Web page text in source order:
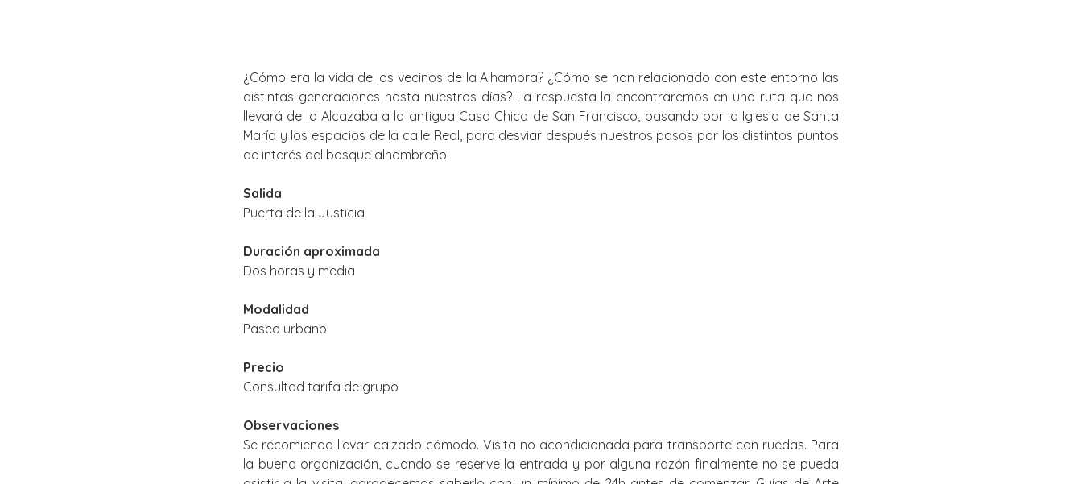
¿Cómo era la vida de los vecinos de la Alhambra? ¿Cómo se han relacionado con este entorno las
distintas generaciones hasta nuestros días? La respuesta la encontraremos en una ruta que nos
llevará de la Alcazaba a la antigua Casa Chica de San Francisco, pasando por la Iglesia de Santa
María y los espacios de la calle Real, para desviar después nuestros pasos por los distintos puntos
de interés del bosque alhambreño.
Salida
Puerta de la Justicia
Duración aproximada
Dos horas y media
Modalidad
Paseo urbano
Precio
Consultad tarifa de grupo
Observaciones
Se recomienda llevar calzado cómodo. Visita no acondicionada para transporte con ruedas. Para
la buena organización, cuando se reserve la entrada y por alguna razón finalmente no se pueda